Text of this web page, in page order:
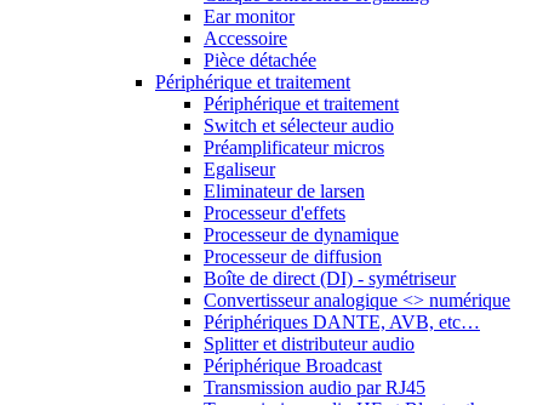
Ear monitor
Accessoire
Pièce détachée
Périphérique et traitement
Périphérique et traitement
Switch et sélecteur audio
Préamplificateur micros
Egaliseur
Eliminateur de larsen
Processeur d'effets
Processeur de dynamique
Processeur de diffusion
Boîte de direct (DI) - symétriseur
Convertisseur analogique <> numérique
Périphériques DANTE, AVB, etc…
Splitter et distributeur audio
Périphérique Broadcast
Transmission audio par RJ45